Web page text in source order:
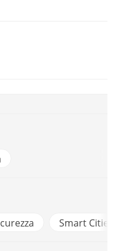
Smart Cities